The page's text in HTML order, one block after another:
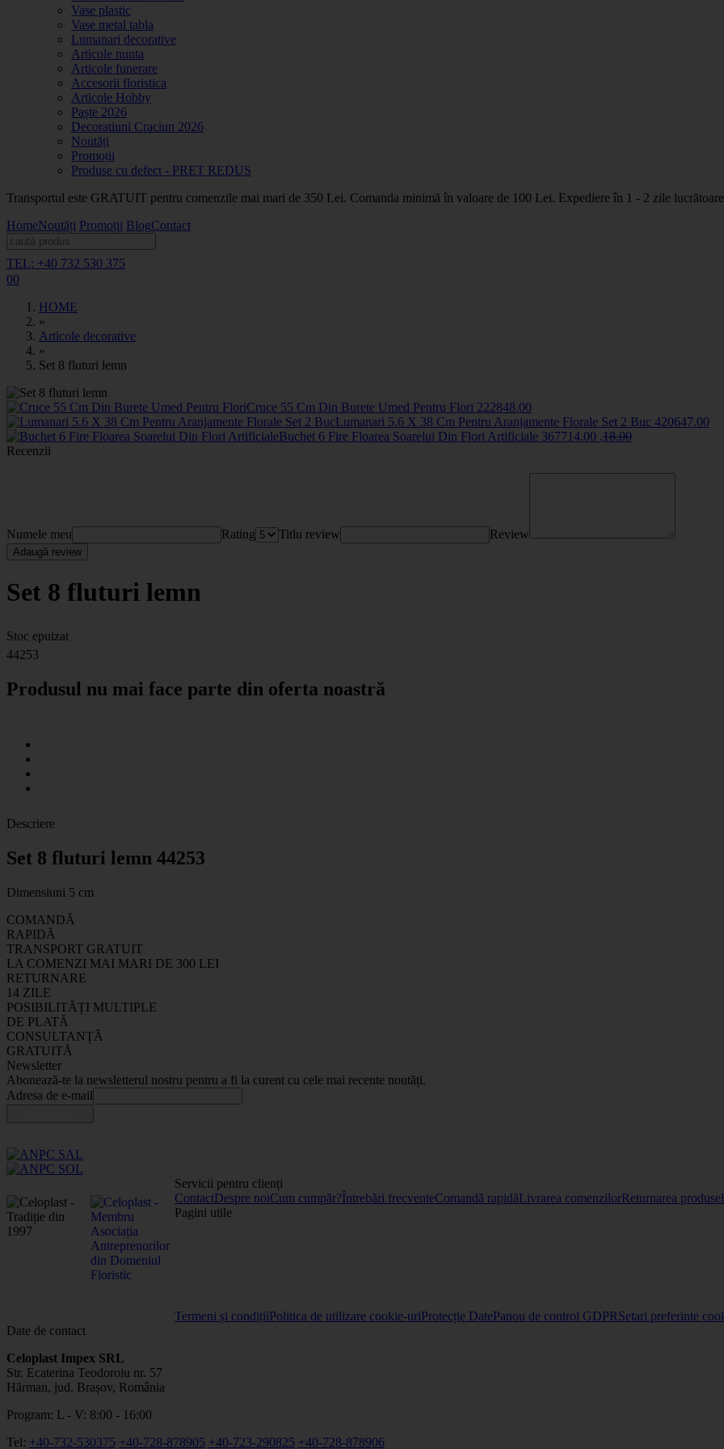
Vase plastic
Vase metal tabla
Lumanari decorative
Articole nunta
Articole funerare
Accesorii floristica
Articole Hobby
Paște 2026
Decoratiuni Craciun 2026
Noutăți
Promoții
Produse cu defect - PRET REDUS
Transportul este GRATUIT pentru comenzile mai mari de 350 Lei. Comanda minimă în valoare de 100 Lei. Expediere în 1 - 2 zile
HomeNoutăți Promoții BlogContact
TEL: +40 732 530 375
00
HOME
»
Articole decorative
»
Set 8 fluturi lemn
Cruce 55 Cm Din Burete Umed Pentru Flori 222848.00
Lumanari 5.6 X 38 Cm Pentru Aranjamente Florale Set 2 Buc 420647.00
Buchet 6 Fire Floarea Soarelui Din Flori Artificiale 367714.00 ,18.00
Recenzii
Numele meu Rating Titlu review Review
Adaugă review
Set 8 fluturi lemn
Stoc epuizat
44253
Produsul nu mai face parte din oferta noastră
Descriere
Set 8 fluturi lemn 44253
Dimensiuni 5 cm
COMANDĂ
RAPIDĂ
TRANSPORT GRATUIT
LA COMENZI MAI MARI DE 300 LEI
RETURNARE
14 ZILE
POSIBILITĂȚI MULTIPLE
DE PLATĂ
CONSULTANȚĂ
GRATUITĂ
Newsletter
Abonează-te la newsletterul nostru pentru a fi la curent cu cele mai recente noutăți.
Adresa de e-mail
Servicii pentru clienți
ContactDespre noiCum cumpăr?Întrebări frecventeComandă rapidăLivrarea comenzilorReturnarea
Pagini utile
Termeni și condițiiPolitica de utilizare cookie-uriProtecție DatePanou de control GDPRSetari preferinte
Date de contact
Celoplast Impex SRL
Str. Ecaterina Teodoroiu nr. 57
Hărman, jud. Brașov, România
Program: L - V: 8:00 - 16:00
Tel: +40-732-530375 +40-728-878905 +40-723-290825 +40-728-878906